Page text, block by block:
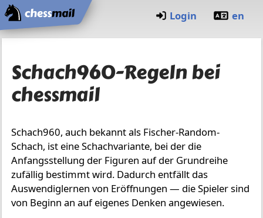
Startseite
Login en
Schach960-Regeln bei
chessmail
Schach960, auch bekannt als Fischer-Random-
Schach, ist eine Schachvariante, bei der die
Anfangsstellung der Figuren auf der Grundreihe
zufällig bestimmt wird. Dadurch entfällt das
Auswendiglernen von Eröffnungen — die Spieler sind
von Beginn an auf eigenes Denken angewiesen.